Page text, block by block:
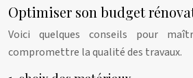
Optimiser son budget
Voici quelques conseils pour
compromettre la qualité des travaux.